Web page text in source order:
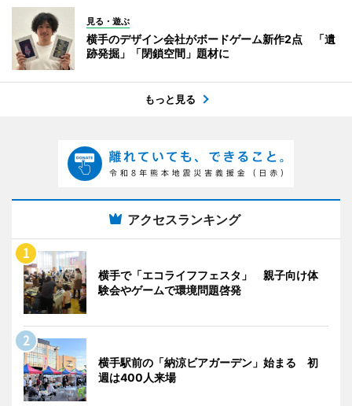
見る・遊ぶ
横手のデザイン会社がボードゲーム新作2点 「遺
跡発掘」「閉鎖空間」題材に
もっと見る
アクセスランキング
横手で「エコライフフェスタ」 親子向け体
験会やゲームで環境問題啓発
横手駅前の「納涼ビアガーデン」始まる 初
週は400人来場